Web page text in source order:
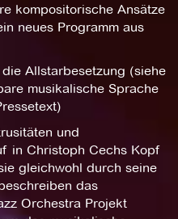
kompositorische Ansätze
neues Programm aus
Allstarbesetzung (siehe
musikalische Sprache
und
in Christoph Cechs Kopf
gleichwohl durch seine
das
Orchestra Projekt